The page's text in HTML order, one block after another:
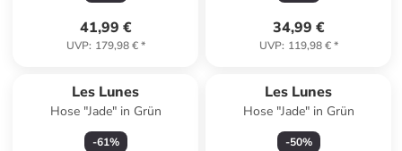
41,99 €
UVP: 179,98 €*
34,99 €
UVP: 119,98 €*
Les Lunes
Hose "Jade" in Grün
-61%
Les Lunes
Hose "Jade" in Grün
-50%